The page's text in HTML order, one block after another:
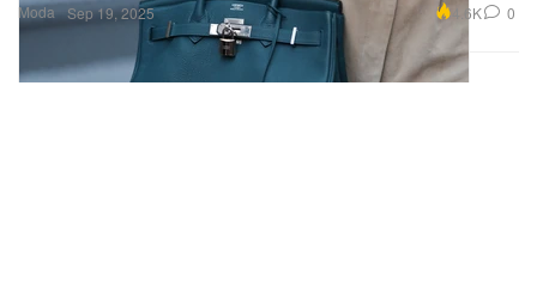
Moda Sep 19, 2025 4.6K 0